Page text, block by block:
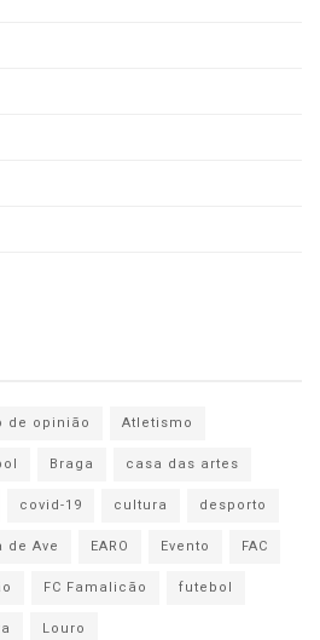
de opinião
Atletismo
Braga
casa das artes
covid-19 cultura
desporto
de Ave EARO Evento
FAC
FC Famalicão
futebol
Louro